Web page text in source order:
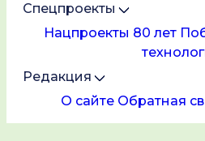
Спецпроекты
Нацпроекты 80 лет
Редакция
О сайте Обратная